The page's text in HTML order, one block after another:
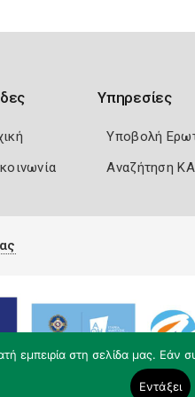
Υπηρεσίες
Υποβολή
Αναζήτηση
στη σελίδα μας. Εάν
Εντάξει